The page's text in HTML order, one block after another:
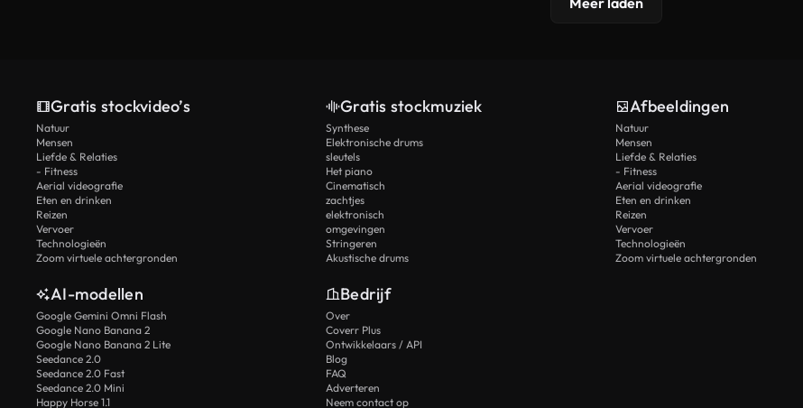
Gratis stockvideo’s
Natuur
Mensen
Liefde & Relaties
- Fitness
Aerial videografie
Eten en drinken
Reizen
Vervoer
Technologieën
Zoom virtuele achtergronden
Gratis stockmuziek
Synthese
Elektronische drums
sleutels
Het piano
Cinematisch
zachtjes
elektronisch
omgevingen
Stringeren
Akustische drums
Afbeeldingen
Natuur
Mensen
Liefde & Relaties
- Fitness
Aerial videografie
Eten en drinken
Reizen
Vervoer
Technologieën
Zoom virtuele achtergronden
AI-modellen
Google Gemini Omni Flash
Google Nano Banana 2
Google Nano Banana 2 Lite
Seedance 2.0
Seedance 2.0 Fast
Seedance 2.0 Mini
Happy Horse 1.1
Bedrijf
Over
Coverr Plus
Ontwikkelaars / API
Blog
FAQ
Adverteren
Neem contact op